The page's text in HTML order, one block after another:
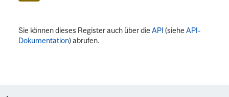
Sie können dieses Register auch über dieAPI (sieheAPI-
Dokumentation) abrufen.